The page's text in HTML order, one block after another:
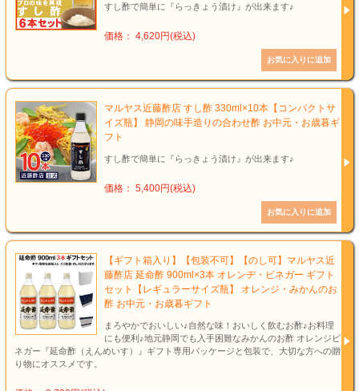
すし酢で簡単に『らっきょう漬け』が出来ます♪
価格： 4,620円(税込)
マルヤス近藤酢店 すし酢 330ml×10本【コンパクトサ
イズ瓶】 静岡の味手造りの合わせ酢 お中元・お歳暮ギ
フト
すし酢で簡単に『らっきょう漬け』が出来ます♪
価格： 5,400円(税込)
【ギフト箱入り】【包装不可】【のし可】マルヤス近
藤酢店 延命酢 900ml×3本 オレンヂ・ビネガー ギフト
セット【レギュラーサイズ瓶】 オレンジ・みかんのお
酢 お中元・お歳暮ギフト
まろやかでおいしい♪自然な味！おいしく飲むお酢♪お料理
にも便利♪地元静岡でも入手困難なみかんのお酢 オレンジビ
ネガー『延命酢（えんめいす）』ギフト専用パッケージと包装で、大切な方への贈
り物にオススメです。